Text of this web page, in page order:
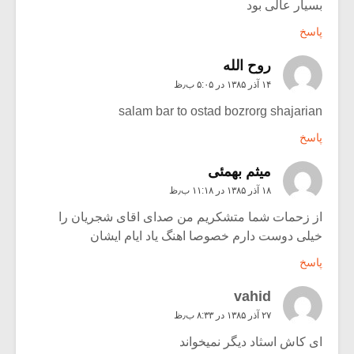
بسیار عالی بود
پاسخ
روح الله
۱۴ آذر ۱۳۸۵ در ۵:۰۵ ب٫ظ
salam bar to ostad bozrorg shajarian
پاسخ
میثم بهمئی
۱۸ آذر ۱۳۸۵ در ۱۱:۱۸ ب٫ظ
از زحمات شما متشکریم من صدای اقای شجریان را
خیلی دوست دارم خصوصا اهنگ یاد ایام ایشان
پاسخ
vahid
۲۷ آذر ۱۳۸۵ در ۸:۳۳ ب٫ظ
ای کاش اسثاد دیگر نمیخواند